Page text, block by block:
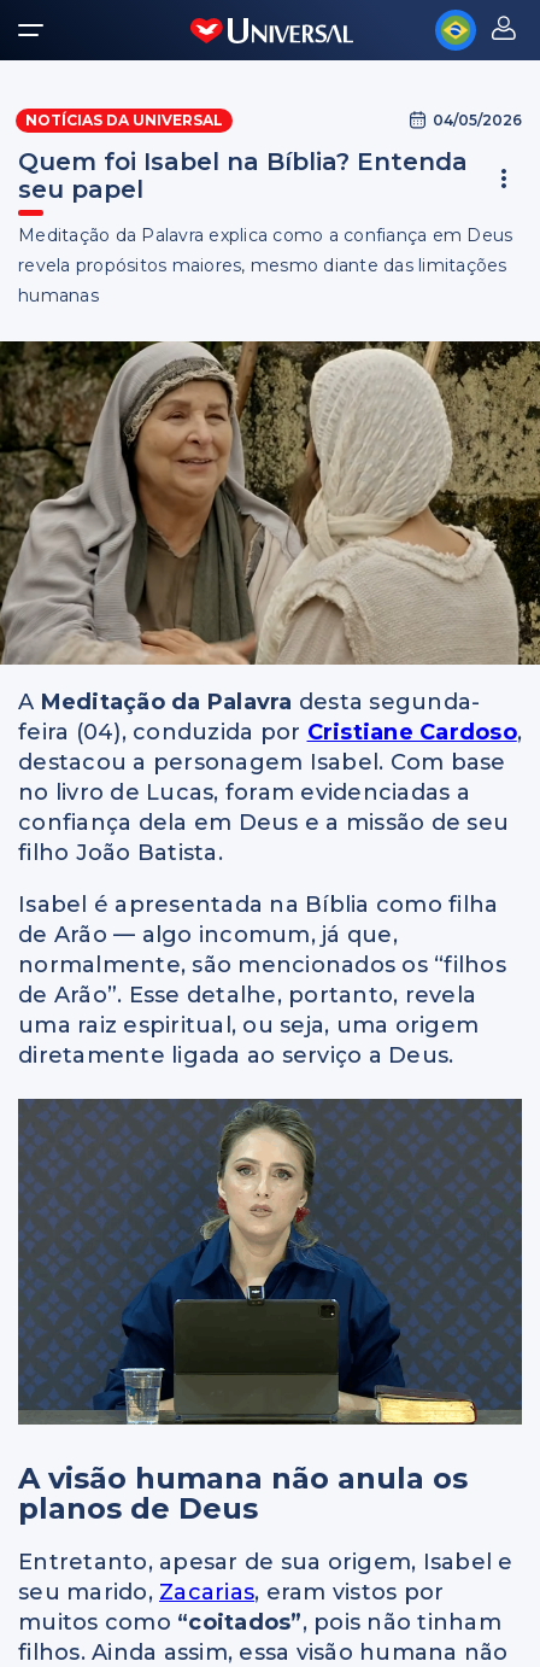
NOTÍCIAS DA UNIVERSAL 04/05/2026
Quem foi Isabel na Bíblia? Entenda
seu papel
Meditação da Palavra explica como a confiança em Deus
revela propósitos maiores, mesmo diante das limitações
humanas
A Meditação da Palavra desta segunda-
feira (04), conduzida por Cristiane Cardoso,
destacou a personagem Isabel. Com base
no livro de Lucas, foram evidenciadas a
confiança dela em Deus e a missão de seu
filho João Batista.
Isabel é apresentada na Bíblia como filha
de Arão — algo incomum, já que,
normalmente, são mencionados os “filhos
de Arão”. Esse detalhe, portanto, revela
uma raiz espiritual, ou seja, uma origem
diretamente ligada ao serviço a Deus.
A visão humana não anula os
planos de Deus
Entretanto, apesar de sua origem, Isabel e
seu marido, Zacarias, eram vistos por
muitos como “coitados”, pois não tinham
filhos. Ainda assim, essa visão humana não